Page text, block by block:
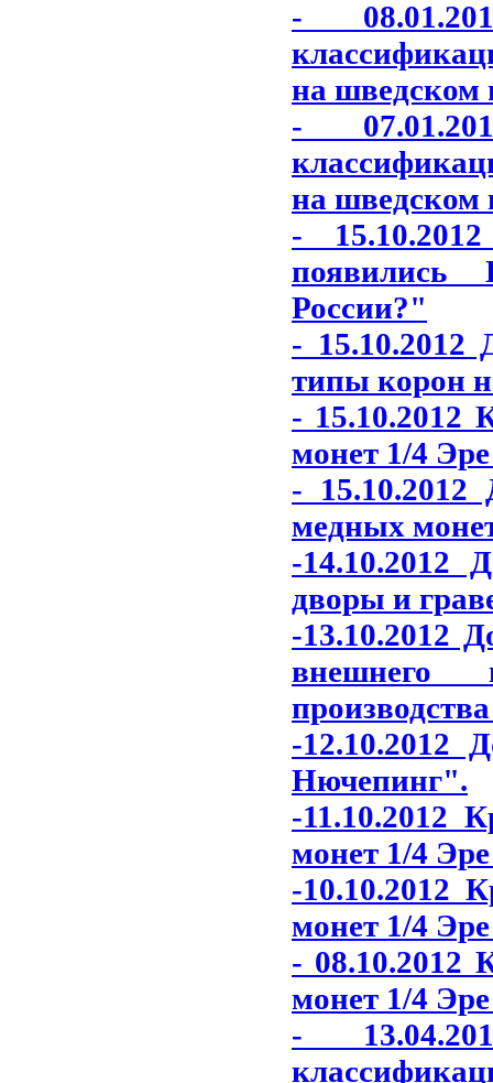
-
на шведском
-
на шведском
-
появились
России?"
- 15.10.2012
типы корон
- 15.10.2012
монет 1/4
- 15.10.2012
медных
-14.10.2012
дворы и
-13.10.2012
внешнего
-12.10.2012
Нючепинг".
-11.10.2012
монет 1/4 Эре
-10.10.2012
монет 1/4 Эре
- 08.10.2012
монет 1/4 Эре
-